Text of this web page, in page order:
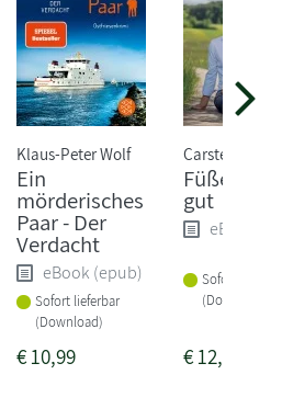
Klaus-Peter Wolf
Ein
mörderisches
Paar - Der
Verdacht
eBook (epub)
Sofort lieferbar
(Download)
€10,99
Carsten Stark
Füße gut,
gut
eBook
Sofort
(Download)
€12,99